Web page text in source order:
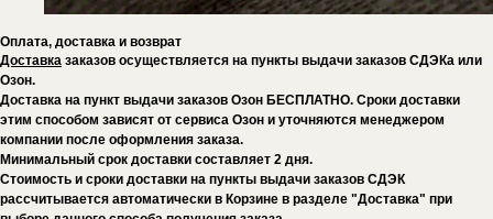
Оплата, доставка и возврат
Доставка заказов осуществляется на пункты выдачи заказов СДЭКа или
Озон.
Доставка на пункт выдачи заказов Озон БЕСПЛАТНО. Сроки доставки
этим способом зависят от сервиса Озон и уточняются менеджером
компании после оформления заказа.
Минимальный срок доставки составляет 2 дня.
Стоимость и сроки доставки на пункты выдачи заказов СДЭК
рассчитывается автоматически в Корзине в разделе "Доставка" при